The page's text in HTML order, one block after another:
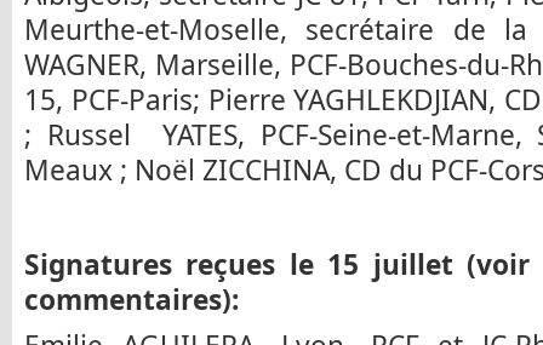
Meurthe-et-Moselle, secrétaire de
WAGNER, Marseille, PCF-Bouches-du-
15, PCF-Paris; Pierre YAGHLEKDJIAN,
; Russel YATES, PCF-Seine-et-
Meaux ; Noël ZICCHINA, CD du PCF-
Signatures reçues le 15 juillet
commentaires):